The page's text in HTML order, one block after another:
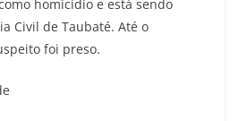
homicídio e está sendo
Civil de Taubaté. Até o
foi preso.